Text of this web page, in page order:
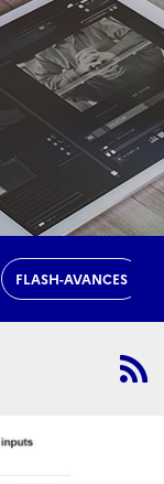
FLASH-AVANCES